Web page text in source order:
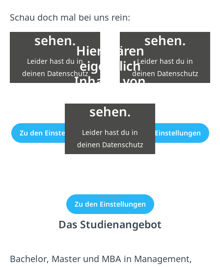
Schau doch mal bei uns rein:
Inhalte von
YouTube zu
sehen.
Leider hast du in
deinen Datenschutz
Einstellungen die
Zu den Einstellungen
YouTube zu
sehen.
Leider hast du in
deinen Datenschutz
Einstellungen die
Zu den Einstellungen
Hier wären
eigentlich
Inhalte von
sehen.
Leider hast du in
deinen Datenschutz
Einstellungen die
Zu den Einstellungen
Das Studienangebot
Bachelor, Master und MBA in Management,